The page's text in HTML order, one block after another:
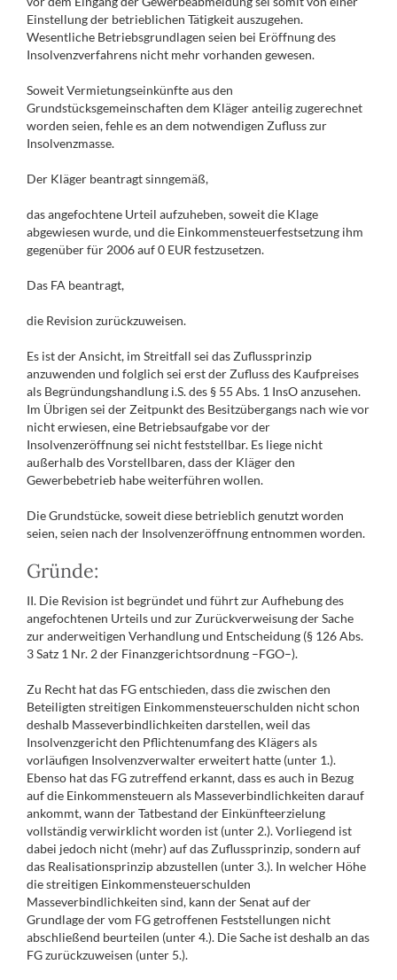
Einstellung der betrieblichen Tätigkeit auszugehen.
Wesentliche Betriebsgrundlagen seien bei Eröffnung des
Insolvenzverfahrens nicht mehr vorhanden gewesen.
Soweit Vermietungseinkünfte aus den
Grundstücksgemeinschaften dem Kläger anteilig zugerechnet
worden seien, fehle es an dem notwendigen Zufluss zur
Insolvenzmasse.
Der Kläger beantragt sinngemäß,
das angefochtene Urteil aufzuheben, soweit die Klage
abgewiesen wurde, und die Einkommensteuerfestsetzung ihm
gegenüber für 2006 auf 0 EUR festzusetzen.
Das FA beantragt,
die Revision zurückzuweisen.
Es ist der Ansicht, im Streitfall sei das Zuflussprinzip
anzuwenden und folglich sei erst der Zufluss des Kaufpreises
als Begründungshandlung i.S. des § 55 Abs. 1 InsO anzusehen.
Im Übrigen sei der Zeitpunkt des Besitzübergangs nach wie vor
nicht erwiesen, eine Betriebsaufgabe vor der
Insolvenzeröffnung sei nicht feststellbar. Es liege nicht
außerhalb des Vorstellbaren, dass der Kläger den
Gewerbebetrieb habe weiterführen wollen.
Die Grundstücke, soweit diese betrieblich genutzt worden
seien, seien nach der Insolvenzeröffnung entnommen worden.
Gründe:
II. Die Revision ist begründet und führt zur Aufhebung des
angefochtenen Urteils und zur Zurückverweisung der Sache
zur anderweitigen Verhandlung und Entscheidung (§ 126 Abs.
3 Satz 1 Nr. 2 der Finanzgerichtsordnung –FGO–).
Zu Recht hat das FG entschieden, dass die zwischen den
Beteiligten streitigen Einkommensteuerschulden nicht schon
deshalb Masseverbindlichkeiten darstellen, weil das
Insolvenzgericht den Pflichtenumfang des Klägers als
vorläufigen Insolvenzverwalter erweitert hatte (unter 1.).
Ebenso hat das FG zutreffend erkannt, dass es auch in Bezug
auf die Einkommensteuern als Masseverbindlichkeiten darauf
ankommt, wann der Tatbestand der Einkünfteerzielung
vollständig verwirklicht worden ist (unter 2.). Vorliegend ist
dabei jedoch nicht (mehr) auf das Zuflussprinzip, sondern auf
das Realisationsprinzip abzustellen (unter 3.). In welcher Höhe
die streitigen Einkommensteuerschulden
Masseverbindlichkeiten sind, kann der Senat auf der
Grundlage der vom FG getroffenen Feststellungen nicht
abschließend beurteilen (unter 4.). Die Sache ist deshalb an das
FG zurückzuweisen (unter 5.).